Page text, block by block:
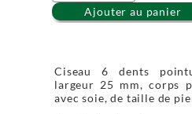
Ajouter au panier
Ciseau 6 dents
largeur 25 mm, corps
avec soie, de taille de